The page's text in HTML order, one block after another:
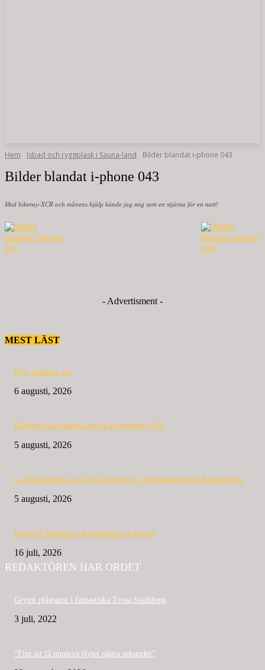
Hem Isbad och ryggplask i Sauna-land Bilder blandat i-phone 043
Bilder blandat i-phone 043
Med bikeray-XCR och månens hjälp kände jag mig som en stjärna för en natt!
- Advertisment -
MEST LÄST
Nytt nummer ute
6 augusti, 2026
Bildspel Sparbanksjoggen Katrineholm 2026
5 augusti, 2026
Landslagslöpare satte nya banrekord i Sparbanksjoggen Katrineholm
5 augusti, 2026
Dags för löparfest i Katrineholm 4 augusti
16 juli, 2026
REDAKTÖREN HAR ORDET
Grymt plågsamt i fantastiska Trosa Stadslopp
3 juli, 2022
”Fint att få uppleva flytet några sekunder”